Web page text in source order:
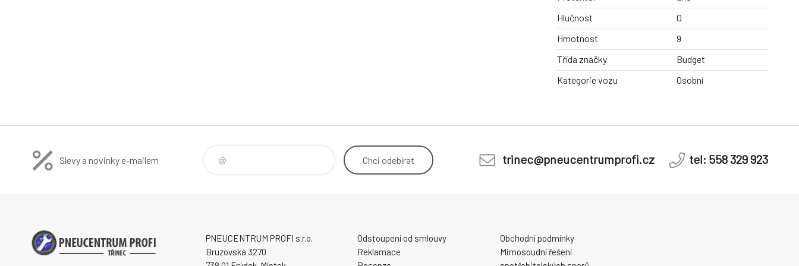
Hlučnost
0
Hmotnost
9
Třída značky
Budget
Kategorie vozu
Osobní
Slevy a novinky e-mailem Chci odebírat trinec@pneucentrumprofi.cz tel: 558 329 923
PNEUCENTRUM PROFI s.r.o.
Bruzovská 3270
Odstoupení od smlouvy
Reklamace
Obchodní podmínky
Mimosoudní řešení